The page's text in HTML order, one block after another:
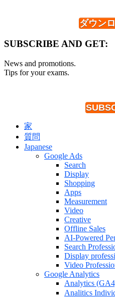
ダウン
SUBSCRIBE AND GET:
News and promotions.
Tips for your exams.
家
質問
Japanese
Google Ads
Search
Display
Shopping
Apps
Measurement
Video
Creative
Offline Sales
AI-Powered
Search
Display
Video
Google Analytics
Analytics
Analitics